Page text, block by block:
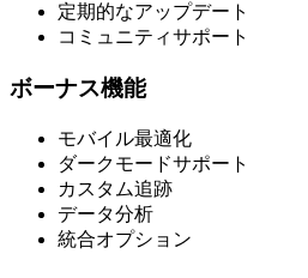
定期的なアップデート
コミュニティサポート
ボーナス機能
モバイル最適化
ダークモードサポート
カスタム追跡
データ分析
統合オプション